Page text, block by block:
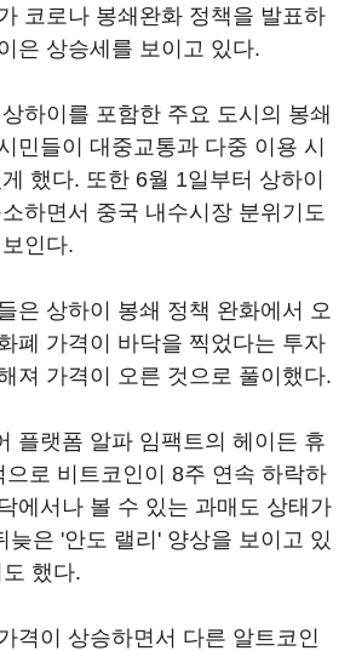
코로나 봉쇄완화 정책을 발표하
은 상승세를 보이고 있다.
하이를 포함한 주요 도시의 봉쇄
민들이 대중교통과 다중 이용 시
했다. 또한 6월 1일부터 상하이
하면서 중국 내수시장 분위기도
인다.
은 상하이 봉쇄 정책 완화에서 오
폐 가격이 바닥을 찍었다는 투자
져 가격이 오른 것으로 풀이했다.
플랫폼 알파 임팩트의 헤이든 휴
으로 비트코인이 8주 연속 하락하
에서나 볼 수 있는 과매도 상태가
늦은 '안도 랠리' 양상을 보이고 있
했다.
격이 상승하면서 다른 알트코인